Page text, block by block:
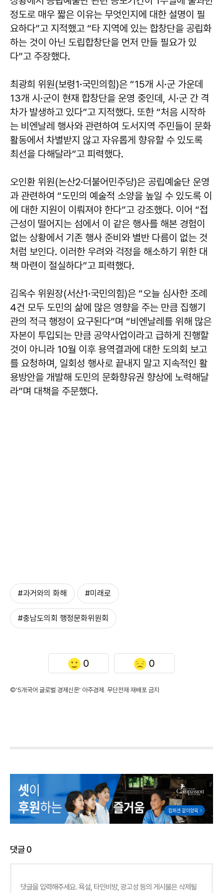
정도로 매우 짧은 이유는 무엇인지에 대한 설명이 필
요하다”고 지적했고 “타 지역에 있는 합창단을 공립화
하는 것이 아닌 도립합창단을 먼저 만들 필요가 있
다”고 주장했다.
최광희 위원(보령1·국민의힘)은 “15개 시·군 가운데
13개 시·군이 현재 합창단을 운영 중인데, 시·군 간 격
차가 발생하고 있다”고 지적했다. 또한 “처음 시작하
는 비엔날레 행사와 관련하여 도서지역 주민들이 문화
활동에서 차별받지 않고 자유롭게 향유할 수 있도록
최선을 다해달라”고 피력했다.
오인환 위원(논산2·더불어민주당)은 공립예술단 운영
과 관련하여 “도민의 예술적 소양을 높일 수 있도록 이
에 대한 지원이 이뤄져야 한다”고 강조했다. 이어 “접
근성이 떨어지는 섬에서 이 같은 행사를 해본 경험이
없는 상황에서 기존 행사 준비와 별반 다름이 없는 것
처럼 보인다. 이러한 우려와 걱정을 해소하기 위한 대
책 마련이 절실하다”고 피력했다.
김옥수 위원장(서산1·국민의힘)은 “오늘 심사한 조례
4건 모두 도민의 삶에 많은 영향을 주는 만큼 집행기
관의 적극 행정이 요구된다”며 “비엔날레를 위해 많은
자본이 투입되는 만큼 공약사업이라고 급하게 진행할
것이 아니라 10월 이후 용역결과에 대한 도의회 보고
를 요청하며, 일회성 행사로 끝내지 말고 지속적인 활
용방안을 개발해 도민의 문화향유권 향상에 노력해달
라”며 대책을 주문했다.
#과거와의 화해 #미래로
#충남도의회 행정문화위원회
0 0
©'5개국어 글로벌 경제신문' 아주경제. 무단전재·재배포 금지
댓글0